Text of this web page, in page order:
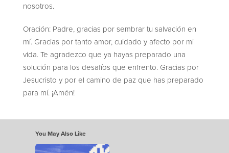
nosotros.
Oración: Padre, gracias por sembrar tu salvación en
mí. Gracias por tanto amor, cuidado y afecto por mi
vida. Te agradezco que ya hayas preparado una
solución para los desafíos que enfrento. Gracias por
Jesucristo y por el camino de paz que has preparado
para mí. ¡Amén!
You May Also Like